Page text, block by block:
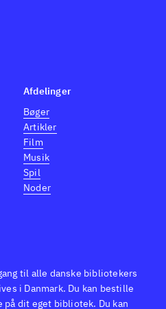
til alle danske bibliotekers
i Danmark. Du kan bestille
på dit eget bibliotek. Du kan
Afdelinger
Bøger
Artikler
Film
Musik
Spil
Noder